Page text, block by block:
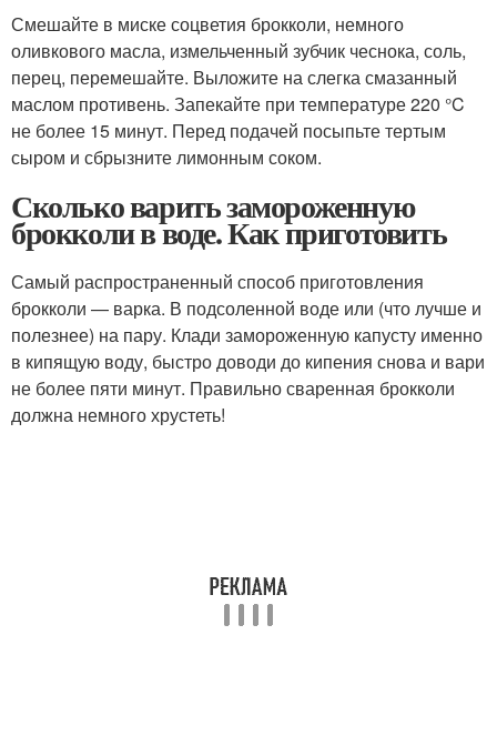
Смешайте в миске соцветия брокколи, немного
оливкового масла, измельченный зубчик чеснока, соль,
перец, перемешайте. Выложите на слегка смазанный
маслом противень. Запекайте при температуре 220 °C
не более 15 минут. Перед подачей посыпьте тертым
сыром и сбрызните лимонным соком.
Сколько варить замороженную
брокколи в воде. Как приготовить
Самый распространенный способ приготовления
брокколи — варка. В подсоленной воде или (что лучше и
полезнее) на пару. Клади замороженную капусту именно
в кипящую воду, быстро доводи до кипения снова и вари
не более пяти минут. Правильно сваренная брокколи
должна немного хрустеть!